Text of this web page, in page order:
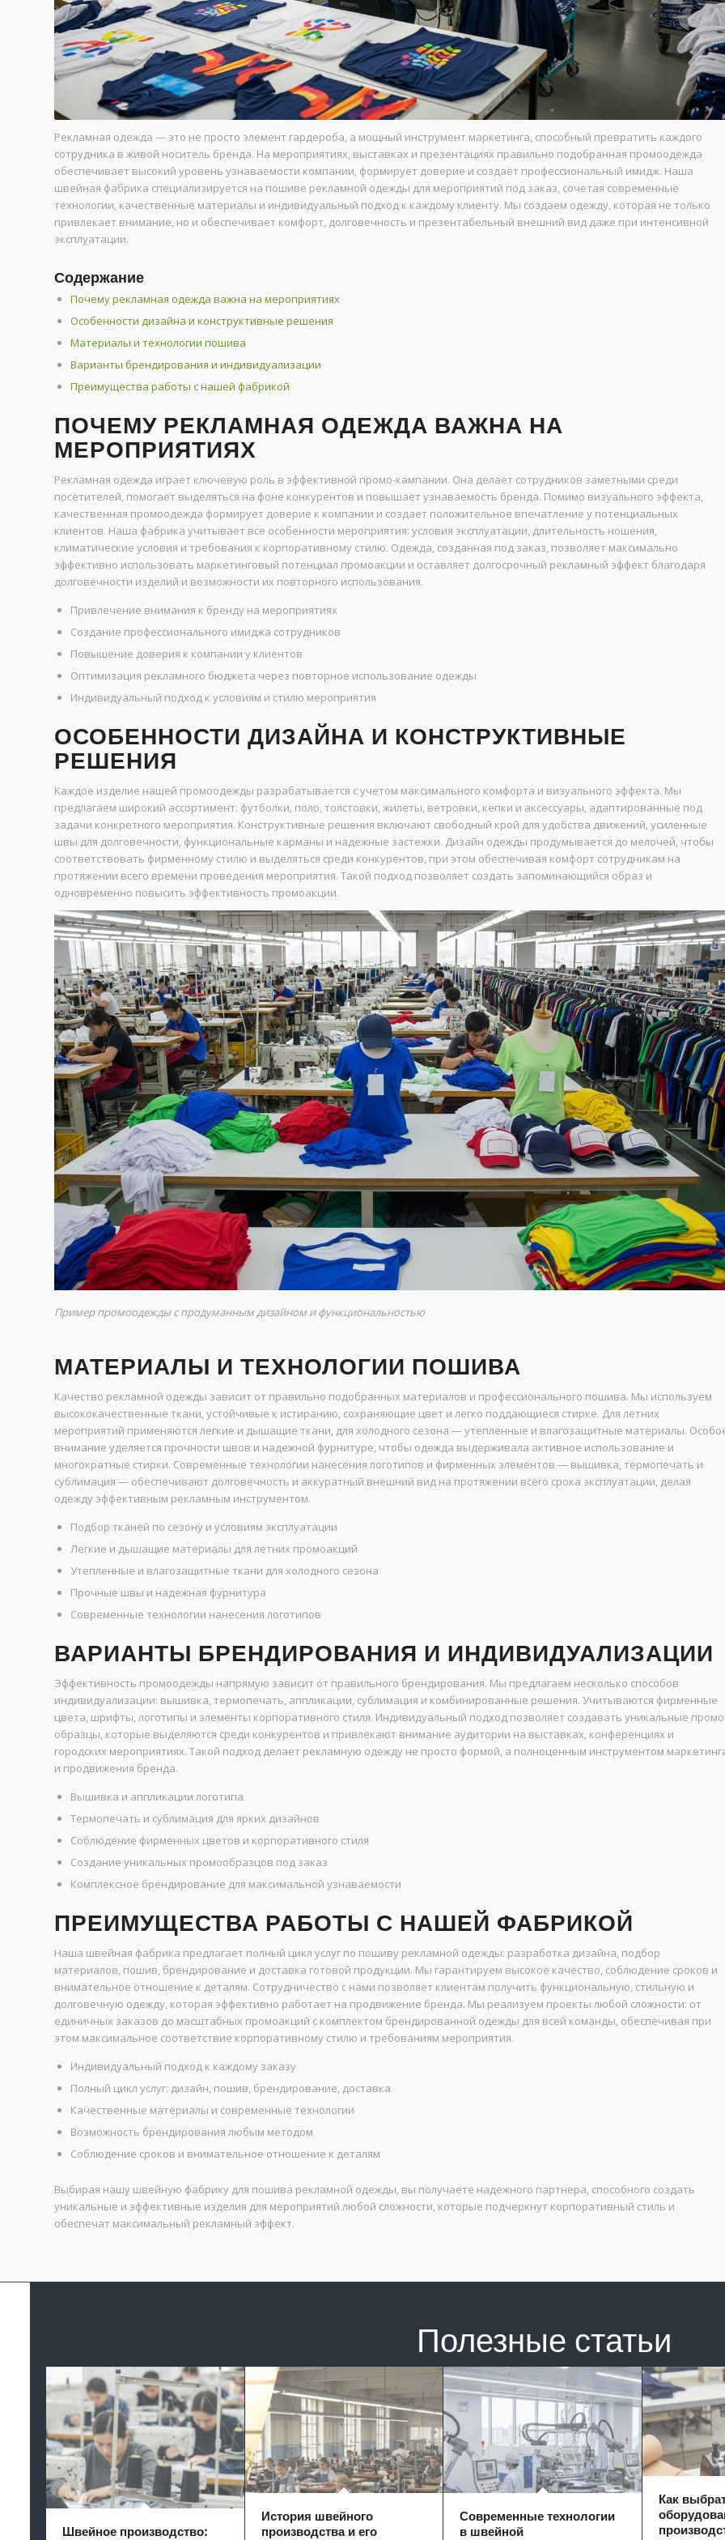
Рекламная одежда — это не просто элемент гардероба, а мощный инструмент маркетинга, способный превратить каждого
сотрудника в живой носитель бренда. На мероприятиях, выставках и презентациях правильно подобранная промоодежда
обеспечивает высокий уровень узнаваемости компании, формирует доверие и создаёт профессиональный имидж. Наша
швейная фабрика специализируется на пошиве рекламной одежды для мероприятий под заказ, сочетая современные
технологии, качественные материалы и индивидуальный подход к каждому клиенту. Мы создаем одежду, которая не только
привлекает внимание, но и обеспечивает комфорт, долговечность и презентабельный внешний вид даже при интенсивной
эксплуатации.
Содержание
Почему рекламная одежда важна на мероприятиях
Особенности дизайна и конструктивные решения
Материалы и технологии пошива
Варианты брендирования и индивидуализации
Преимущества работы с нашей фабрикой
ПОЧЕМУ РЕКЛАМНАЯ ОДЕЖДА ВАЖНА НА
МЕРОПРИЯТИЯХ
Рекламная одежда играет ключевую роль в эффективной промо-кампании. Она делает сотрудников заметными среди
посетителей, помогает выделяться на фоне конкурентов и повышает узнаваемость бренда. Помимо визуального эффекта,
качественная промоодежда формирует доверие к компании и создает положительное впечатление у потенциальных
клиентов. Наша фабрика учитывает все особенности мероприятия: условия эксплуатации, длительность ношения,
климатические условия и требования к корпоративному стилю. Одежда, созданная под заказ, позволяет максимально
эффективно использовать маркетинговый потенциал промоакции и оставляет долгосрочный рекламный эффект благодаря
долговечности изделий и возможности их повторного использования.
Привлечение внимания к бренду на мероприятиях
Создание профессионального имиджа сотрудников
Повышение доверия к компании у клиентов
Оптимизация рекламного бюджета через повторное использование одежды
Индивидуальный подход к условиям и стилю мероприятия
ОСОБЕННОСТИ ДИЗАЙНА И КОНСТРУКТИВНЫЕ
РЕШЕНИЯ
Каждое изделие нашей промоодежды разрабатывается с учетом максимального комфорта и визуального эффекта. Мы
предлагаем широкий ассортимент: футболки, поло, толстовки, жилеты, ветровки, кепки и аксессуары, адаптированные под
задачи конкретного мероприятия. Конструктивные решения включают свободный крой для удобства движений, усиленные
швы для долговечности, функциональные карманы и надежные застежки. Дизайн одежды продумывается до мелочей, чтобы
соответствовать фирменному стилю и выделяться среди конкурентов, при этом обеспечивая комфорт сотрудникам на
протяжении всего времени проведения мероприятия. Такой подход позволяет создать запоминающийся образ и
одновременно повысить эффективность промоакции.
Пример промоодежды с продуманным дизайном и функциональностью
МАТЕРИАЛЫ И ТЕХНОЛОГИИ ПОШИВА
Качество рекламной одежды зависит от правильно подобранных материалов и профессионального пошива. Мы используем
высококачественные ткани, устойчивые к истиранию, сохраняющие цвет и легко поддающиеся стирке. Для летних
мероприятий применяются легкие и дышащие ткани, для холодного сезона — утепленные и влагозащитные материалы.
внимание уделяется прочности швов и надежной фурнитуре, чтобы одежда выдерживала активное использование и
многократные стирки. Современные технологии нанесения логотипов и фирменных элементов — вышивка, термопечать и
сублимация — обеспечивают долговечность и аккуратный внешний вид на протяжении всего срока эксплуатации, делая
одежду эффективным рекламным инструментом.
Подбор тканей по сезону и условиям эксплуатации
Легкие и дышащие материалы для летних промоакций
Утепленные и влагозащитные ткани для холодного сезона
Прочные швы и надежная фурнитура
Современные технологии нанесения логотипов
ВАРИАНТЫ БРЕНДИРОВАНИЯ И ИНДИВИДУАЛИЗАЦИИ
Эффективность промоодежды напрямую зависит от правильного брендирования. Мы предлагаем несколько способов
индивидуализации: вышивка, термопечать, аппликации, сублимация и комбинированные решения. Учитываются фирменные
цвета, шрифты, логотипы и элементы корпоративного стиля. Индивидуальный подход позволяет создавать уникальные
образцы, которые выделяются среди конкурентов и привлекают внимание аудитории на выставках, конференциях и
городских мероприятиях. Такой подход делает рекламную одежду не просто формой, а полноценным инструментом
и продвижения бренда.
Вышивка и аппликации логотипа
Термопечать и сублимация для ярких дизайнов
Соблюдение фирменных цветов и корпоративного стиля
Создание уникальных промообразцов под заказ
Комплексное брендирование для максимальной узнаваемости
ПРЕИМУЩЕСТВА РАБОТЫ С НАШЕЙ ФАБРИКОЙ
Наша швейная фабрика предлагает полный цикл услуг по пошиву рекламной одежды: разработка дизайна, подбор
материалов, пошив, брендирование и доставка готовой продукции. Мы гарантируем высокое качество, соблюдение сроков и
внимательное отношение к деталям. Сотрудничество с нами позволяет клиентам получить функциональную, стильную и
долговечную одежду, которая эффективно работает на продвижение бренда. Мы реализуем проекты любой сложности: от
единичных заказов до масштабных промоакций с комплектом брендированной одежды для всей команды, обеспечивая при
этом максимальное соответствие корпоративному стилю и требованиям мероприятия.
Индивидуальный подход к каждому заказу
Полный цикл услуг: дизайн, пошив, брендирование, доставка
Качественные материалы и современные технологии
Возможность брендирования любым методом
Соблюдение сроков и внимательное отношение к деталям
Выбирая нашу швейную фабрику для пошива рекламной одежды, вы получаете надежного партнера, способного создать
уникальные и эффективные изделия для мероприятий любой сложности, которые подчеркнут корпоративный стиль и
обеспечат максимальный рекламный эффект.
Полезные статьи
Швейное производство:
История швейного
производства и его
Современные технологии
в швейной
Как